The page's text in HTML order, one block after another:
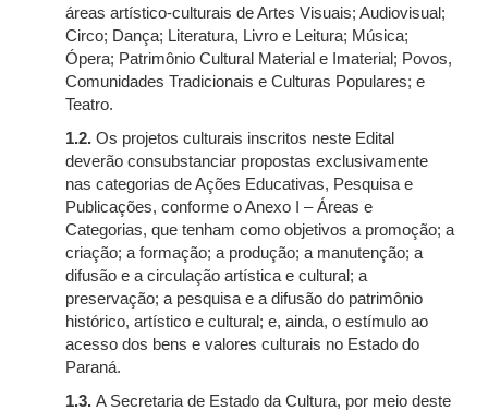
áreas artístico-culturais de Artes Visuais; Audiovisual;
Circo; Dança; Literatura, Livro e Leitura; Música;
Ópera; Patrimônio Cultural Material e Imaterial; Povos,
Comunidades Tradicionais e Culturas Populares; e
Teatro.
1.2. Os projetos culturais inscritos neste Edital
deverão consubstanciar propostas exclusivamente
nas categorias de Ações Educativas, Pesquisa e
Publicações, conforme o Anexo I – Áreas e
Categorias, que tenham como objetivos a promoção; a
criação; a formação; a produção; a manutenção; a
difusão e a circulação artística e cultural; a
preservação; a pesquisa e a difusão do patrimônio
histórico, artístico e cultural; e, ainda, o estímulo ao
acesso dos bens e valores culturais no Estado do
Paraná.
1.3. A Secretaria de Estado da Cultura, por meio deste